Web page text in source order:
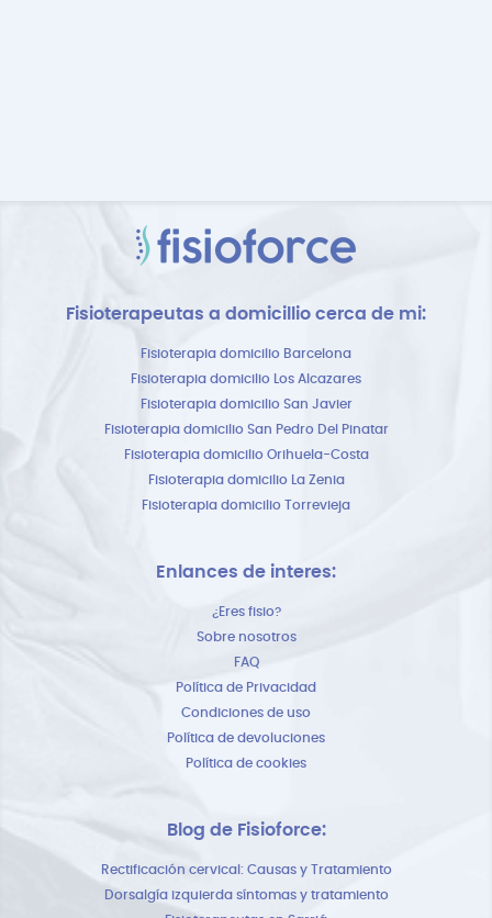
Fisioterapeutas a domicillio cerca de mi:
Fisioterapia domicilio Barcelona
Fisioterapia domicilio Los Alcazares
Fisioterapia domicilio San Javier
Fisioterapia domicilio San Pedro Del Pinatar
Fisioterapia domicilio Orihuela-Costa
Fisioterapia domicilio La Zenia
Fisioterapia domicilio Torrevieja
Enlances de interes:
¿Eres fisio?
Sobre nosotros
FAQ
Política de Privacidad
Condiciones de uso
Política de devoluciones
Política de cookies
Blog de Fisioforce:
Rectificación cervical: Causas y Tratamiento
Dorsalgía izquierda síntomas y tratamiento